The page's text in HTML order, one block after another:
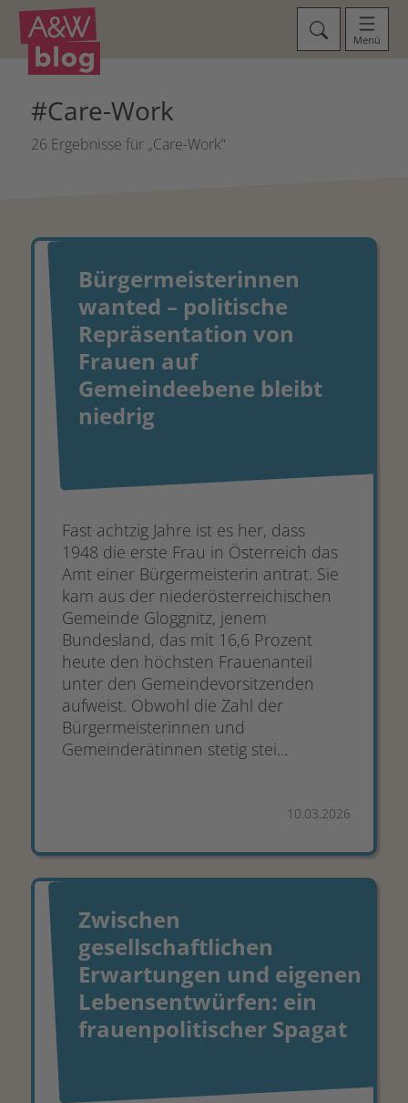
Menü
#Care-Work
26 Ergebnisse für „Care-Work“
Bürgermeisterinnen
wanted – politische
Repräsentation von
Frauen auf
Gemeindeebene bleibt
niedrig
Fast achtzig Jahre ist es her, dass
1948 die erste Frau in Österreich das
Amt einer Bürgermeisterin antrat. Sie
kam aus der niederösterreichischen
Gemeinde Gloggnitz, jenem
Bundesland, das mit 16,6 Prozent
heute den höchsten Frauenanteil
unter den Gemeindevorsitzenden
aufweist. Obwohl die Zahl der
Bürgermeisterinnen und
Gemeinderätinnen stetig stei...
10.03.2026
Zwischen
gesellschaftlichen
Erwartungen und eigenen
Lebensentwürfen: ein
frauenpolitischer Spagat